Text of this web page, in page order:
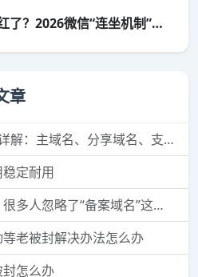
私域直播做到一半链接红了？2026微信“连坐机制”下的生存真相
章
分享域名、支付域名、落地域名，一次讲透
定耐用
人忽略了“备案域名”这个细节
老被封解决办法怎么办
怎么办